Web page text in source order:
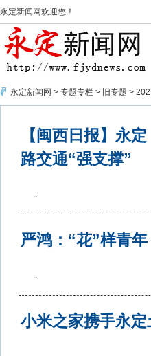
永定新闻网欢迎您！
永定新闻网 > 专题专栏 > 旧专题 >
【闽西日报】永
路交通“强支撑”
..
严鸿：“花”样青
..
小米之家携手永